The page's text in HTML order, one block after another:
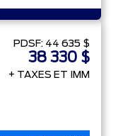
PDSF: 44 635 $
38 330 $
+ TAXES ET IMM